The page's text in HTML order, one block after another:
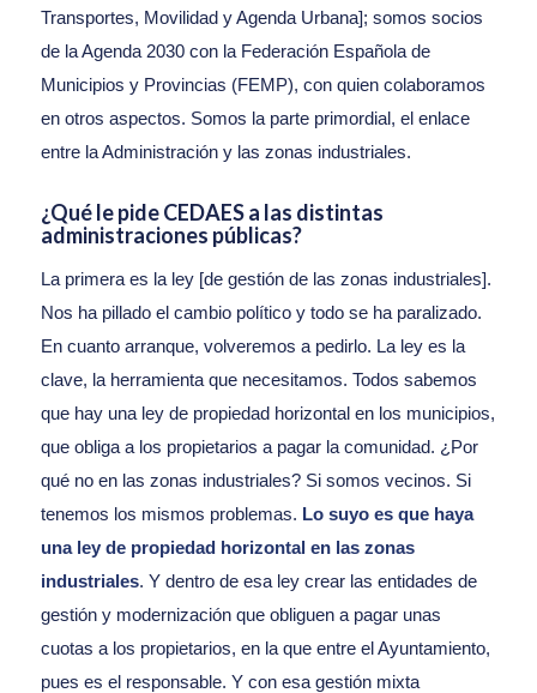
Transportes, Movilidad y Agenda Urbana]; somos socios
de la Agenda 2030 con la Federación Española de
Municipios y Provincias (FEMP), con quien colaboramos
en otros aspectos. Somos la parte primordial, el enlace
entre la Administración y las zonas industriales.
¿Qué le pide CEDAES a las distintas
administraciones públicas?
La primera es la ley [de gestión de las zonas industriales].
Nos ha pillado el cambio político y todo se ha paralizado.
En cuanto arranque, volveremos a pedirlo. La ley es la
clave, la herramienta que necesitamos. Todos sabemos
que hay una ley de propiedad horizontal en los municipios,
que obliga a los propietarios a pagar la comunidad. ¿Por
qué no en las zonas industriales? Si somos vecinos. Si
tenemos los mismos problemas. Lo suyo es que haya
una ley de propiedad horizontal en las zonas
industriales. Y dentro de esa ley crear las entidades de
gestión y modernización que obliguen a pagar unas
cuotas a los propietarios, en la que entre el Ayuntamiento,
pues es el responsable. Y con esa gestión mixta